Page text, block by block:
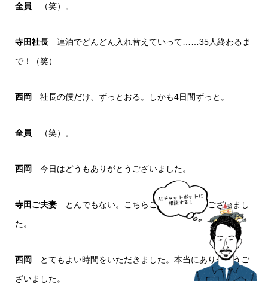
全員 （笑）。
寺田社長 連泊でどんどん入れ替えていって……35人終わるま
で！（笑）
西岡 社長の僕だけ、ずっとおる。しかも4日間ずっと。
全員 （笑）。
西岡 今日はどうもありがとうございました。
寺田ご夫妻 とんでもない。こちらこそありがとうございまし
た。
西岡
とてもよい時間をいただきました。本当にありがとうご
ざいました。
TEL MAP